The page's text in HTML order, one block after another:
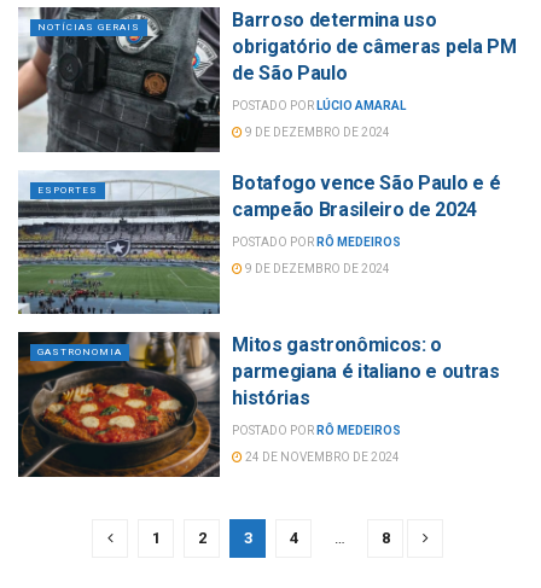
NOTÍCIAS GERAIS
Barroso determina uso
obrigatório de câmeras pela PM
de São Paulo
POSTADO POR LÚCIO AMARAL
9 DE DEZEMBRO DE 2024
ESPORTES
Botafogo vence São Paulo e é
campeão Brasileiro de 2024
POSTADO POR RÔ MEDEIROS
9 DE DEZEMBRO DE 2024
GASTRONOMIA
Mitos gastronômicos: o
parmegiana é italiano e outras
histórias
POSTADO POR RÔ MEDEIROS
24 DE NOVEMBRO DE 2024
1 2 3 4 8